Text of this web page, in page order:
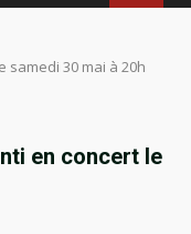
samedi 30 mai à 20h
en concert le